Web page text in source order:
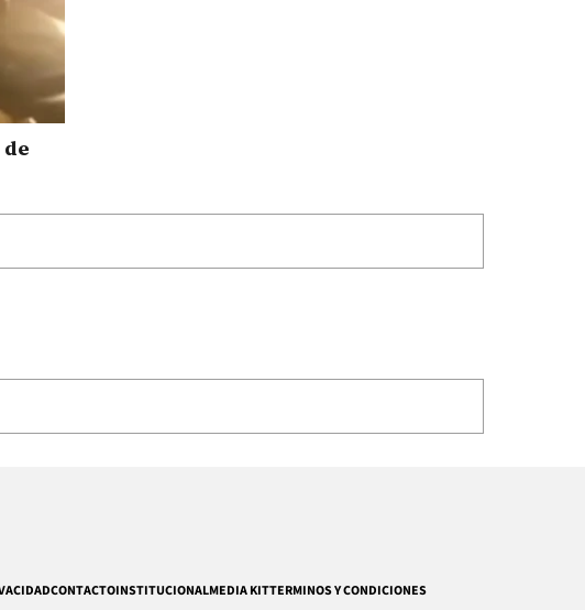
CONTACTOINSTITUCIONALMEDIA KITTERMINOS Y CONDICIONES